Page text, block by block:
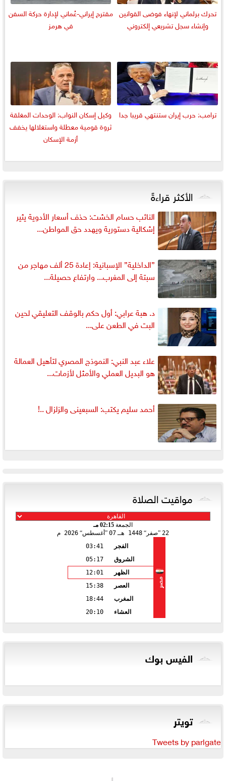
تحرك برلماني لإنهاء فوضى القوانين
وإنشاء سجل تشريعي إلكتروني
مقترح إيراني-عُماني لإدارة حركة السفن
في هرمز
ترامب: حرب إيران ستنتهي قريبا جدا
وكيل إسكان النواب: الوحدات المغلقة
ثروة قومية معطلة واستغلالها يخفف
أزمة الإسكان
الأكثر قراءةً
النائب حسام الخشت: حذف أسعار الأدوية يثير
إشكالية دستورية ويهدد حق المواطن...
”الداخلية” الإسبانية: إعادة 25 ألف مهاجر من
سبتة إلى المغرب... وارتفاع حصيلة...
د. هبة عرابي: أول حكم بالوقف التعليقي لحين
البت في الطعن على...
علاء عبد النبي: النموذج المصري لتأهيل العمالة
هو البديل العملي والأمثل لأزمات...
أحمد سليم يكتب: السبعينى والزلزال ..!
مواقيت الصلاة
الجمعة 02:15 مـ
22
صفر 1448 هـ 07 أغسطس 2026 م
مصر
الفجر
03:41
الشروق
05:17
الظهر
12:01
العصر
15:38
المغرب
18:44
العشاء
20:10
الفيس بوك
تويتر
Tweets by parlgate